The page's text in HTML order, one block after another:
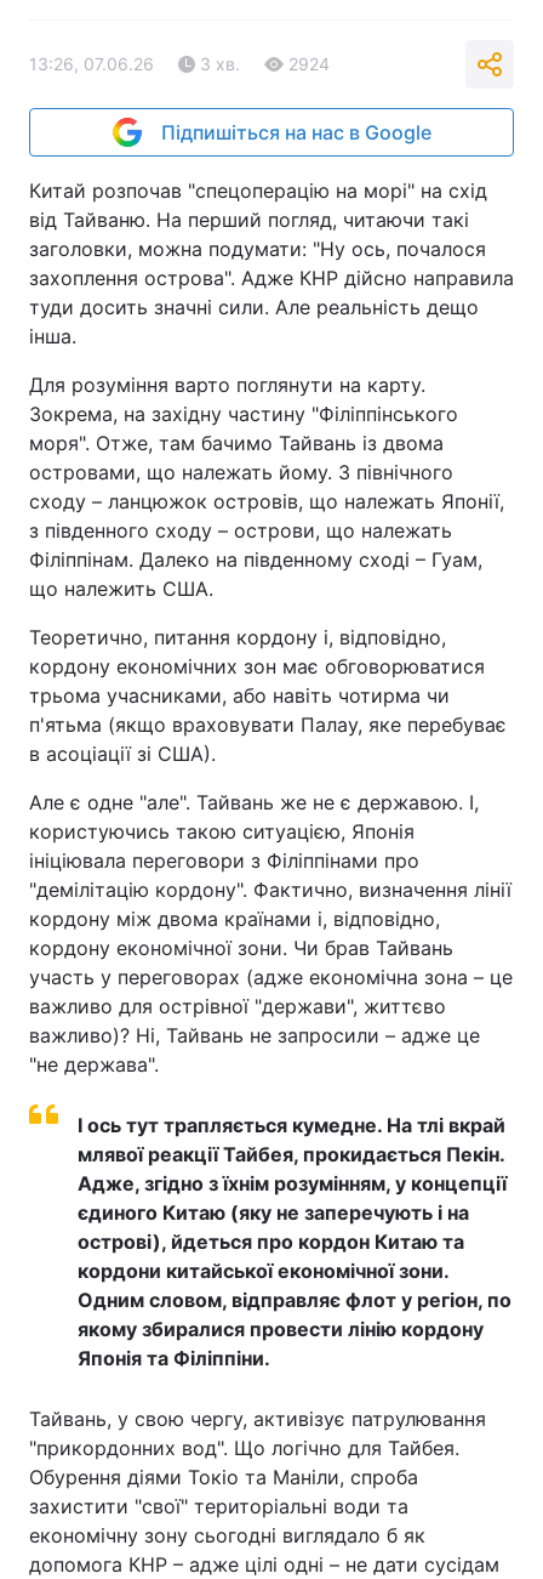
13:26, 07.06.26 3 хв. 2924
Підпишіться на нас в Google
Китай розпочав "спецоперацію на морі" на схід
від Тайваню. На перший погляд, читаючи такі
заголовки, можна подумати: "Ну ось, почалося
захоплення острова". Адже КНР дійсно направила
туди досить значні сили. Але реальність дещо
інша.
Для розуміння варто поглянути на карту.
Зокрема, на західну частину "Філіппінського
моря". Отже, там бачимо Тайвань із двома
островами, що належать йому. З північного
сходу – ланцюжок островів, що належать Японії,
з південного сходу – острови, що належать
Філіппінам. Далеко на південному сході – Гуам,
що належить США.
Теоретично, питання кордону і, відповідно,
кордону економічних зон має обговорюватися
трьома учасниками, або навіть чотирма чи
п'ятьма (якщо враховувати Палау, яке перебуває
в асоціації зі США).
Але є одне "але". Тайвань же не є державою. І,
користуючись такою ситуацією, Японія
ініціювала переговори з Філіппінами про
"демілітацію кордону". Фактично, визначення лінії
кордону між двома країнами і, відповідно,
кордону економічної зони. Чи брав Тайвань
участь у переговорах (адже економічна зона – це
важливо для острівної "держави", життєво
важливо)? Ні, Тайвань не запросили – адже це
"не держава".
І ось тут трапляється кумедне. На тлі вкрай
млявої реакції Тайбея, прокидається Пекін.
Адже, згідно з їхнім розумінням, у концепції
єдиного Китаю (яку не заперечують і на
острові), йдеться про кордон Китаю та
кордони китайської економічної зони.
Одним словом, відправляє флот у регіон, по
якому збиралися провести лінію кордону
Японія та Філіппіни.
Тайвань, у свою чергу, активізує патрулювання
"прикордонних вод". Що логічно для Тайбея.
Обурення діями Токіо та Маніли, спроба
захистити "свої" територіальні води та
економічну зону сьогодні виглядало б як
допомога КНР – адже цілі одні – не дати сусідам